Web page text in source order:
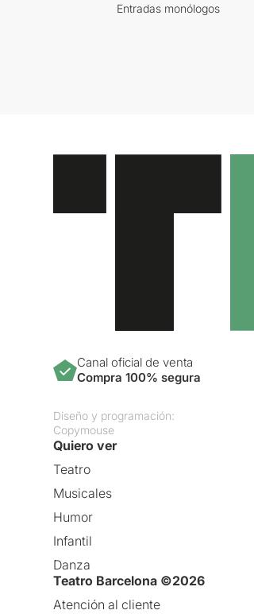
Entradas monólogos
Canal oficial de venta
Compra 100% segura
Diseño y programación:
Copymouse
Quiero ver
Teatro
Musicales
Humor
Infantil
Danza
Teatro Barcelona ©2026
Atención al cliente